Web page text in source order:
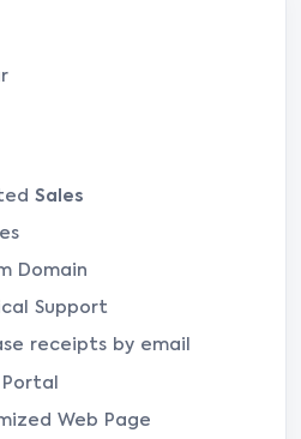
Sales
Domain
Support
receipts by email
Web Page